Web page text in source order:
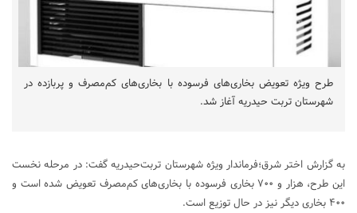
طرح ویژه تعویض بخاری‌های فرسوده با بخاری‌های کم‌مصرف و پربازده در
شهرستان تربت حیدریه آغاز شد.
به گزارش اختر شرق؛فرماندار ویژه شهرستان تربت‌حیدریه گفت: در مرحله نخست
این طرح، هزار و ۷۰۰ بخاری فرسوده با بخاری‌های کم‌مصرف تعویض شده است و
۴۰۰ بخاری دیگر نیز در حال توزیع است.